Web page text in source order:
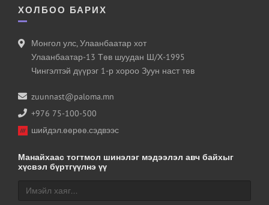
ХОЛБОО БАРИХ
Монгол улс, Улаанбаатар хот
Улаанбаатар-13 Төв шуудан Ш/Х-1995
Чингэлтэй дүүрэг 1-р хороо Зуун наст төв
zuunnast@paloma.mn
+976 75-100-500
шийдэл.өөрөө.сэдвээс
Манайхаас тогтмол шинэлэг мэдээлэл авч байхыг
хүсвэл бүртгүүлнэ үү